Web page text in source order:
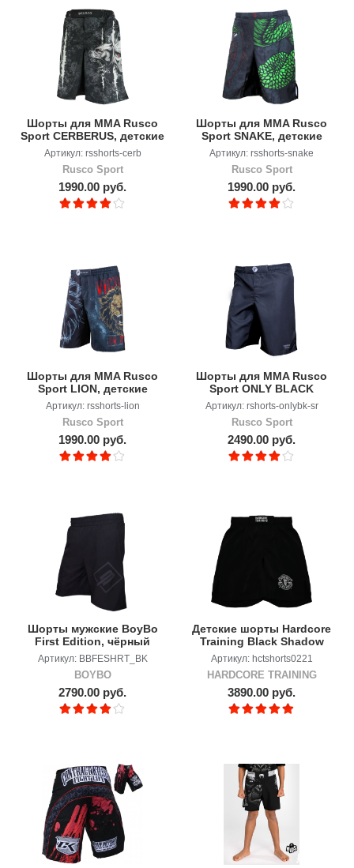
Шорты для MMA Rusco
Sport CERBERUS, детские
Артикул: rsshorts-cerb
Rusco Sport
1990.00 руб.
Шорты для MMA Rusco
Sport SNAKE, детские
Артикул: rsshorts-snake
Rusco Sport
1990.00 руб.
Шорты для MMA Rusco
Sport LION, детские
Артикул: rsshorts-lion
Rusco Sport
1990.00 руб.
Шорты для MMA Rusco
Sport ONLY BLACK
Артикул: rshorts-onlybk-sr
Rusco Sport
2490.00 руб.
Шорты мужские BoyBo
First Edition, чёрный
Артикул: BBFESHRT_BK
BOYBO
2790.00 руб.
Детские шорты Hardcore
Training Black Shadow
2.0.
Артикул: hctshorts0221
HARDCORE TRAINING
3890.00 руб.